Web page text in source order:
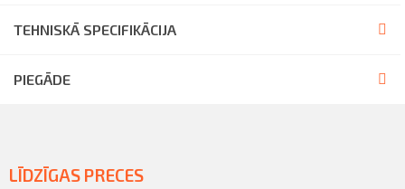
TEHNISKĀ SPECIFIKĀCIJA
PIEGĀDE
LĪDZĪGAS PRECES